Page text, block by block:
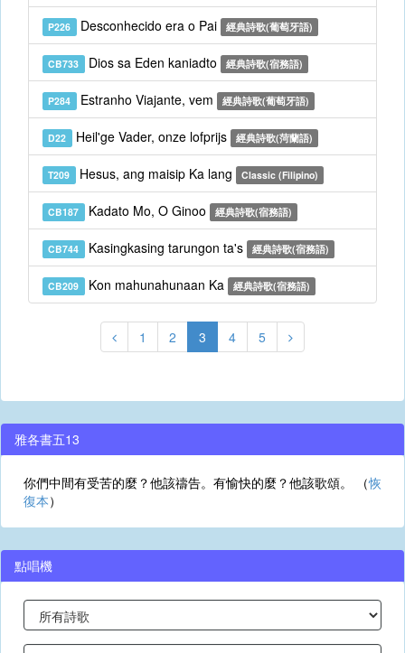
P226 Desconhecido era o Pai 經典詩歌(葡萄牙語)
CB733 Dios sa Eden kaniadto 經典詩歌(宿務語)
P284 Estranho Viajante, vem 經典詩歌(葡萄牙語)
D22 Heil'ge Vader, onze lofprijs 經典詩歌(菏蘭語)
T209 Hesus, ang maisip Ka lang Classic (Filipino)
CB187 Kadato Mo, O Ginoo 經典詩歌(宿務語)
CB744 Kasingkasing tarungon ta's 經典詩歌(宿務語)
CB209 Kon mahunahunaan Ka 經典詩歌(宿務語)
1 2 3 4 5
雅各書五13
你們中間有受苦的麼？他該禱告。有愉快的麼？他該歌頌。 （恢
復本）
點唱機